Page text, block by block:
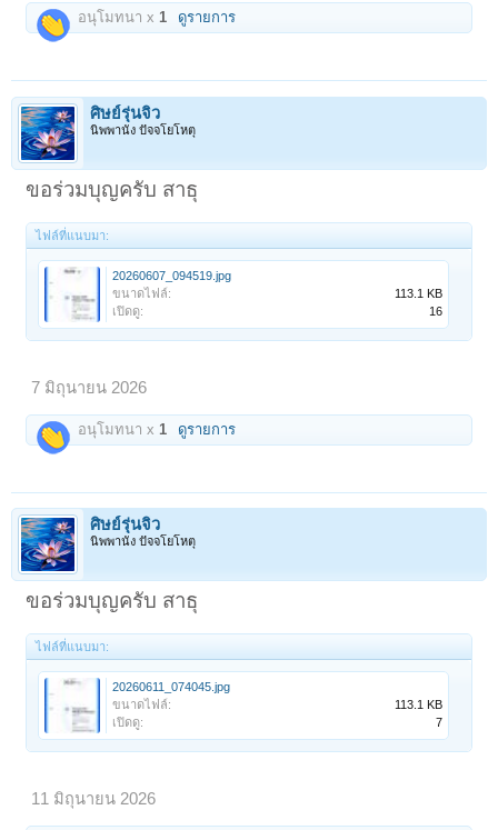
อนุโมทนา x1 ดูรายการ
ศิษย์รุ่นจิ๋ว
นิพพานัง ปัจจโยโหตุ
ขอร่วมบุญครับ สาธุ
ไฟล์ที่แนบมา:
20260607_094519.jpg
ขนาดไฟล์:
113.1 KB
เปิดดู:
16
7 มิถุนายน 2026
อนุโมทนา x 1 ดูรายการ
ศิษย์รุ่นจิ๋ว
นิพพานัง ปัจจโยโหตุ
ขอร่วมบุญครับ สาธุ
ไฟล์ที่แนบมา:
20260611_074045.jpg
ขนาดไฟล์:
113.1 KB
เปิดดู:
7
11 มิถุนายน 2026